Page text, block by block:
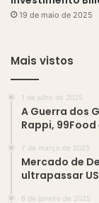
19 de maio de 2025
Mais vistos
1 de julho de 2025
A Guerra dos
Rappi,
7 de março de 2025
Mercado de
ultrapassar
6 de janeiro de 2025